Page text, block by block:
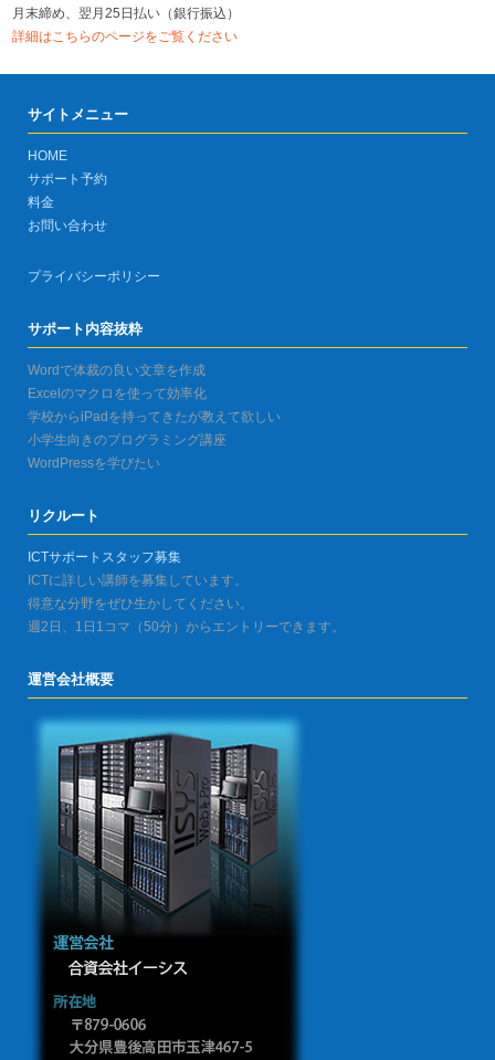
月末締め、翌月25日払い（銀行振込）
詳細はこちらのページをご覧ください
サイトメニュー
HOME
サポート予約
料金
お問い合わせ
プライバシーポリシー
サポート内容抜粋
Wordで体裁の良い文章を作成
Excelのマクロを使って効率化
学校からiPadを持ってきたが教えて欲しい
小学生向きのプログラミング講座
WordPressを学びたい
リクルート
ICTサポートスタッフ募集
ICTに詳しい講師を募集しています。
得意な分野をぜひ生かしてください。
週2日、1日1コマ（50分）からエントリーできます。
運営会社概要